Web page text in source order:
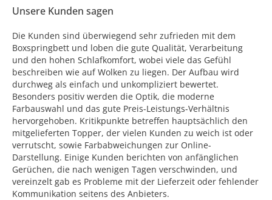
Unsere Kunden sagen
Die Kunden sind überwiegend sehr zufrieden mit dem
Boxspringbett und loben die gute Qualität, Verarbeitung
und den hohen Schlafkomfort, wobei viele das Gefühl
beschreiben wie auf Wolken zu liegen. Der Aufbau wird
durchweg als einfach und unkompliziert bewertet.
Besonders positiv werden die Optik, die moderne
Farbauswahl und das gute Preis-Leistungs-Verhältnis
hervorgehoben. Kritikpunkte betreffen hauptsächlich den
mitgelieferten Topper, der vielen Kunden zu weich ist oder
verrutscht, sowie Farbabweichungen zur Online-
Darstellung. Einige Kunden berichten von anfänglichen
Gerüchen, die nach wenigen Tagen verschwinden, und
vereinzelt gab es Probleme mit der Lieferzeit oder fehlender
Kommunikation seitens des Anbieters.